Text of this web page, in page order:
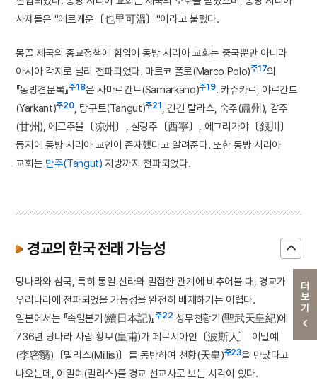
더보기
사제들은 "에르케운〔也里可溫〕"이라고 불렸다.
몽골 제국의 종교정책에 힘입어 동방 시리아 교회는 중국뿐만 아니라
아시아 각지로 널리 전파되었다. 마르코 폴로(Marco Polo)주17의
『동방견문록』주18은 사마르칸트(Samarkand)주19. 카슈카르, 야르칸드
(Yarkant)주20, 탕구트(Tangut)주21
, 긴긴 탈라스, 숙주(肅州), 감주
(甘州), 에르주울〔凉州〕, 실링주〔西寧〕, 에그리가야〔銀川〕
등지에 동방 시리아 교인이 존재했다고 알려준다. 또한 동방 시리아
교회는 만주(Tangut) 지방까지 전파되었다.
경교의 한국 전래 가능성
당나라와 삼국, 특히 통일 신라와 밀접한 관계에 비추어볼 때, 경교가
우리나라에 전파되었을 가능성을 완전히 배제하기는 어렵다.
일본에서는 『속일본기(續日本記)』주22 성무천황기(聖武天皇紀)에
736년 당나라 사람 황보(皇甫)가 페르시아인〔波斯人〕 이밀예
(李密翳)〔밀리스(Millis)〕를 동반하여 천황(天皇)주23을 만났다고
나오는데, 이밀예(밀리스)를 경교 선교사로 보는 시각이 있다.